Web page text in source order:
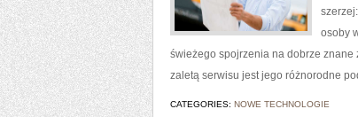
osoby
świeżego spojrzenia na dobrze znane
zaletą serwisu jest jego różnorodne
CATEGORIES: NOWE TECHNOLOGIE